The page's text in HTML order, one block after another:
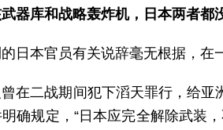
器库和战略轰炸机，日本两者
日本官员有关说辞毫无根据，
在二战期间犯下滔天罪行，给
确规定，“日本应完全解除武装